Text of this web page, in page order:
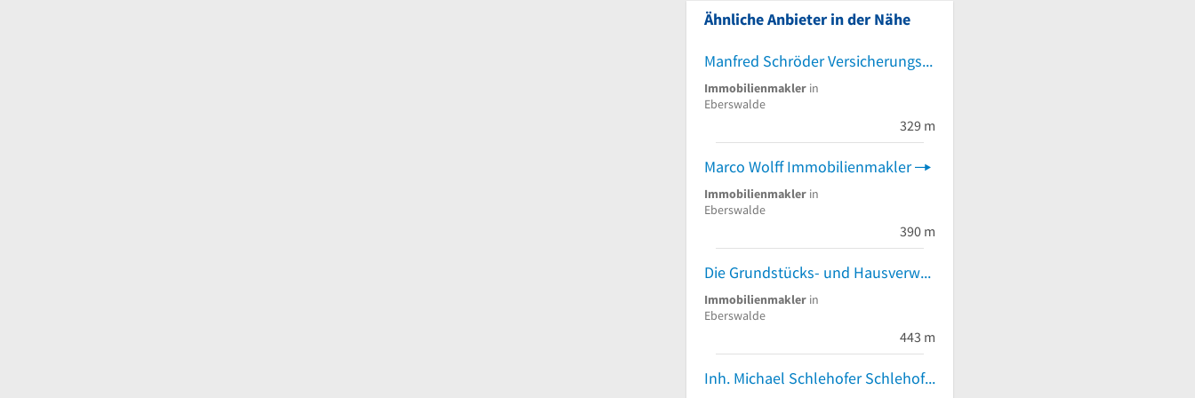
Ähnliche Anbieter in der Nähe
Manfred Schröder Versicherungs- und Immobilienmakler e. Kfm.
Immobilienmakler in
Eberswalde
329 m
Marco Wolff Immobilienmakler
Immobilienmakler in
Eberswalde
390 m
Die Grundstücks- und Hausverwaltungs GmbH
Immobilienmakler in
Eberswalde
443 m
Inh. Michael Schlehofer Schlehofer Immobilien Immobilienmakler